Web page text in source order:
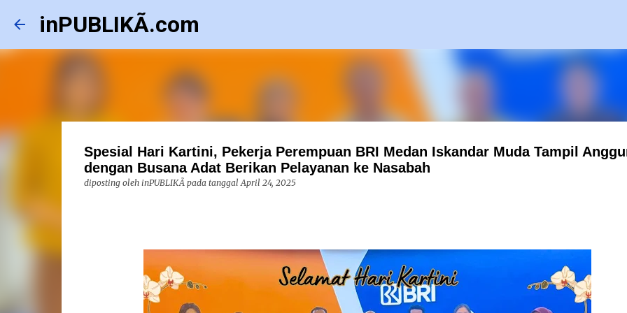
inPUBLIKÃ.com
Spesial Hari Kartini, Pekerja Perempuan BRI Medan Iskandar Muda Tampil
dengan Busana Adat Berikan Pelayanan ke Nasabah
diposting oleh inPUBLIKÃ pada tanggalApril 24, 2025